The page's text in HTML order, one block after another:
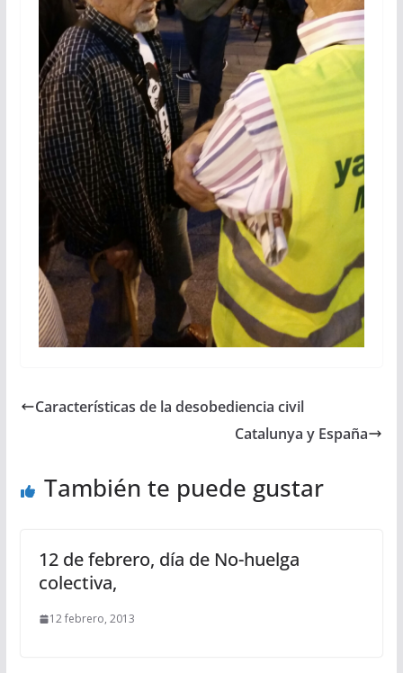
Características de la desobediencia civil
Catalunya y España
También te puede gustar
12 de febrero, día de No-huelga
colectiva,
12 febrero, 2013